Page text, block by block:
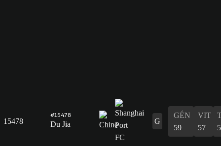
15478
#15478
Du Jia G
GÉN
59
VIT
57